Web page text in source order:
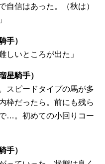
自信はあった。（秋は）
手）
しいところが出た」
星騎手）
スピードタイプの馬が多
枠だったら。前にも残ら
…。初めての小回りコー
手）